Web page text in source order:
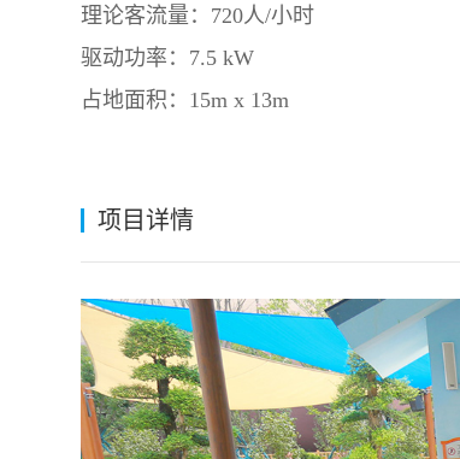
理论客流量：720人/小时
驱动功率：7.5 kW
占地面积：15m x 13m
项目详情